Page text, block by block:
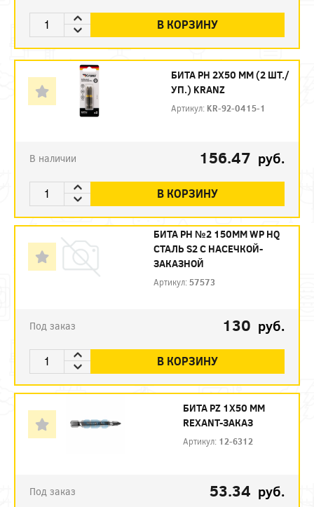
В КОРЗИНУ
БИТА PH 2Х50 ММ (2 ШТ./
УП.) KRANZ
Артикул: KR-92-0415-1
В наличии 156.47 руб.
В КОРЗИНУ
БИТА PH №2 150ММ WP HQ
СТАЛЬ S2 С НАСЕЧКОЙ-
ЗАКАЗНОЙ
Артикул: 57573
Под заказ 130 руб.
В КОРЗИНУ
БИТА PZ 1X50 ММ
REXANT-ЗАКАЗ
Артикул: 12-6312
Под заказ 53.34 руб.